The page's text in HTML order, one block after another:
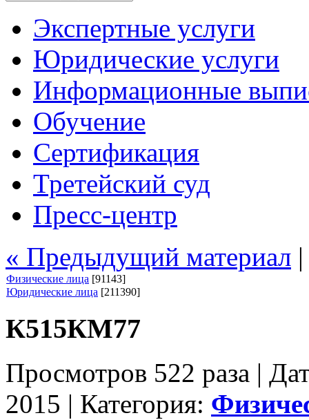
Экспертные услуги
Юридические услуги
Информационные
Обучение
Сертификация
Третейский суд
Пресс-центр
« Предыдущий материал
Физические лица [91143]
Юридические лица [211390]
К515КМ77
Просмотров 522 раза |
2015 | Категория: